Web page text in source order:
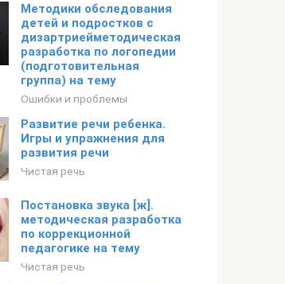
Методики обследования
детей и подростков с
дизартриейметодическая
разработка по логопедии
(подготовительная
группа) на тему
Ошибки и проблемы
Развитие речи ребенка.
Игры и упражнения для
развития речи
Чистая речь
Постановка звука [ж].
методическая разработка
по коррекционной
педагогике на тему
Чистая речь